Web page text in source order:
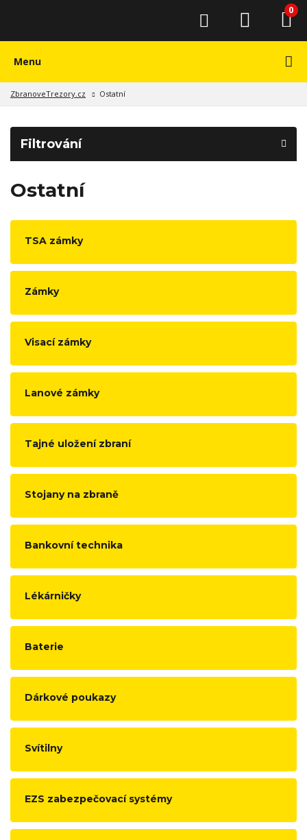
0
Menu
ZbranoveTrezory.cz Ostatní
Filtrování
Ostatní
TSA zámky
Zámky
Visací zámky
Lanové zámky
Tajné uložení zbraní
Stojany na zbraně
Bankovní technika
Lékárničky
Baterie
Dárkové poukazy
Svítilny
EZS zabezpečovací systémy